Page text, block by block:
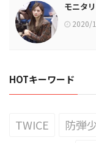
モニタ
2020/
HOTキーワード
TWICE 防弾